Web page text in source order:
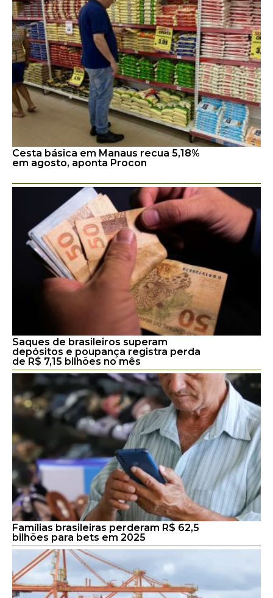
Cesta básica em Manaus recua 5,18%
em agosto, aponta Procon
Saques de brasileiros superam
depósitos e poupança registra perda
de R$ 7,15 bilhões no mês
Famílias brasileiras perderam R$ 62,5
bilhões para bets em 2025